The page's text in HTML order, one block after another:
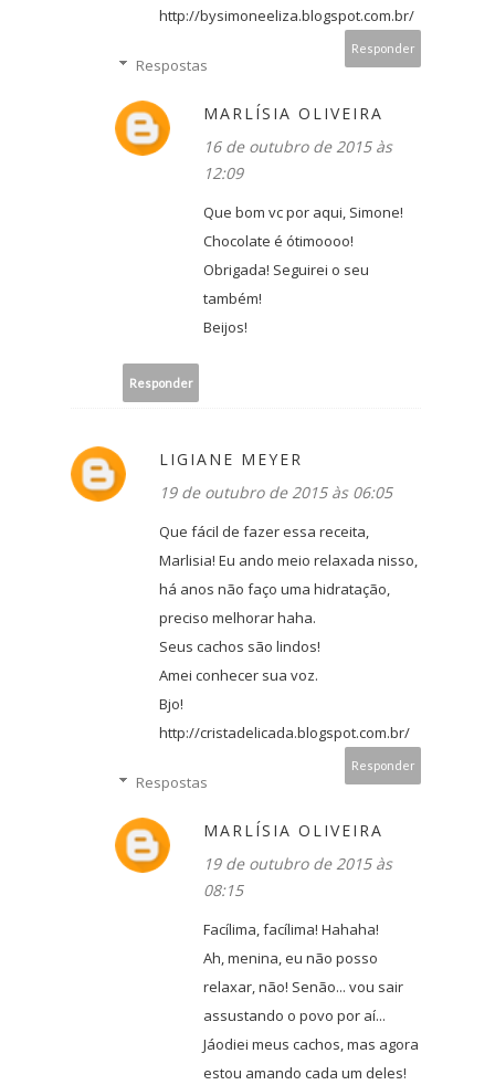
http://bysimoneeliza.blogspot.com.br/
Responder
Respostas
MARLÍSIA OLIVEIRA
16 de outubro de 2015 às
12:09
Que bom vc por aqui, Simone!
Chocolate é ótimoooo!
Obrigada! Seguirei o seu
também!
Beijos!
Responder
LIGIANE MEYER
19 de outubro de 2015 às 06:05
Que fácil de fazer essa receita,
Marlisia! Eu ando meio relaxada nisso,
há anos não faço uma hidratação,
preciso melhorar haha.
Seus cachos são lindos!
Amei conhecer sua voz.
Bjo!
http://cristadelicada.blogspot.com.br/
Responder
Respostas
MARLÍSIA OLIVEIRA
19 de outubro de 2015 às
08:15
Facílima, facílima! Hahaha!
Ah, menina, eu não posso
relaxar, não! Senão... vou sair
assustando o povo por aí...
Jáodiei meus cachos, mas agora
estou amando cada um deles!